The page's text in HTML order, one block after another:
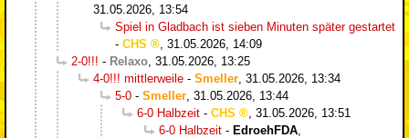
31.05.2026, 13:54
Spiel in Gladbach ist sieben Minuten später gestartet
- CHS
31.05.2026, 14:09
2-0!!! - Relaxo 31.05.2026, 13:25
4-0!!! mittlerweile - Smeller 31.05.2026, 13:34
5-0 - Smeller 31.05.2026, 13:44
6-0 Halbzeit - CHS
31.05.2026, 13:51
6-0 Halbzeit - EdroehFDA